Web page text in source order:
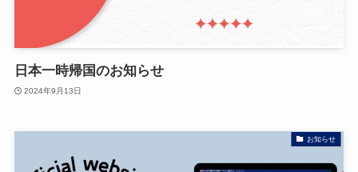
日本一時帰国のお知らせ
2024年9月13日
お知らせ